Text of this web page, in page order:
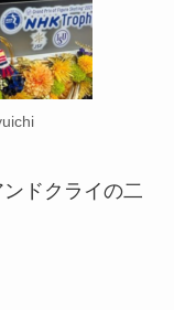
ドクライの二